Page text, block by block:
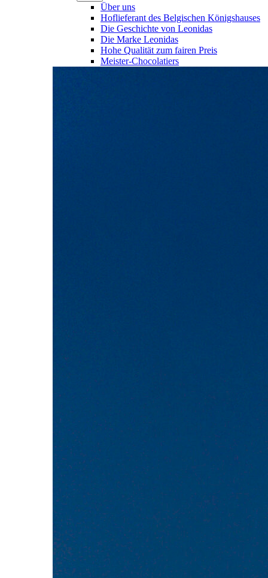
Über uns
Hoflieferant des Belgischen Königshauses
Die Geschichte von Leonidas
Die Marke Leonidas
Hohe Qualität zum fairen Preis
Meister-Chocolatiers